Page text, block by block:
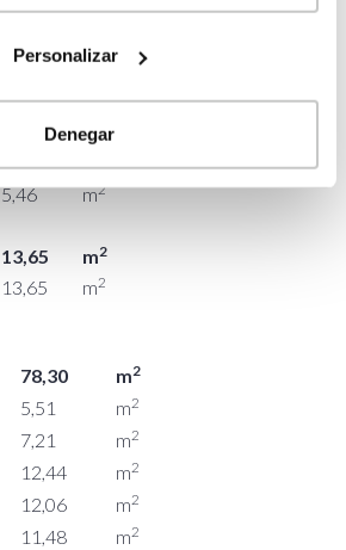
Personalizar
Denegar
2
13,65 m2
36,00 m2
5,46 m2
13,65 m2
13,65 m2
78,30 m2
5,51 m2
7,21 m2
12,44 m2
12,06 m2
11,48 m2